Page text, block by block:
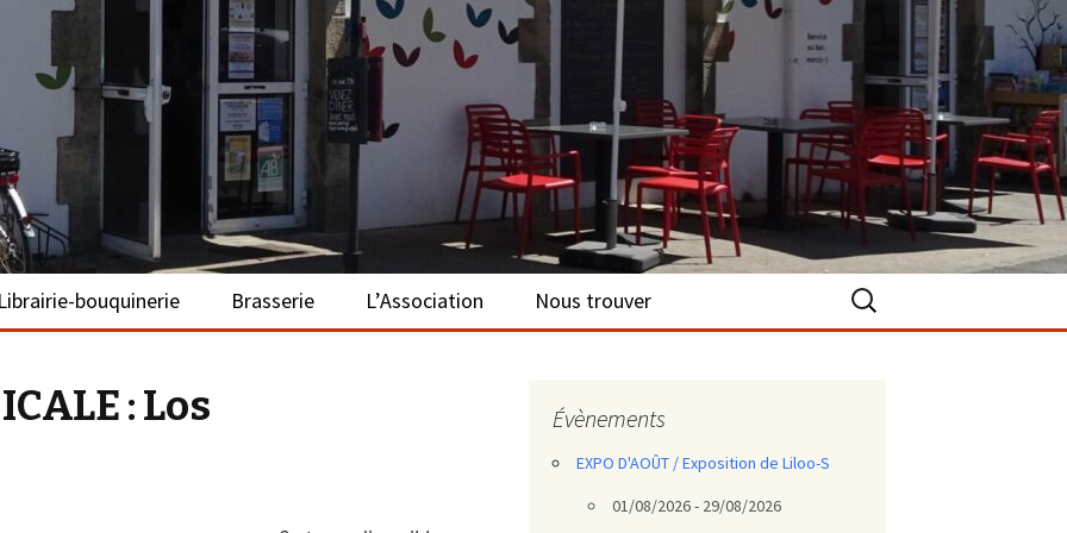
La Turballe
Librairie-bouquinerie
Brasserie
L’Association
Nous trouver Rechercher :
: Los
Évènements
EXPO D'AOÛT / Exposition de Liloo-S
01/08/2026 - 29/08/2026